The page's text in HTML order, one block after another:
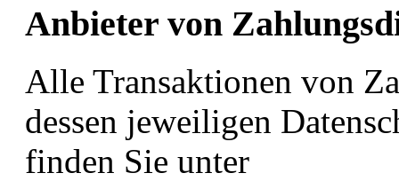
Anbieter von
Alle Transaktionen von
dessen jeweiligen
finden Sie unter